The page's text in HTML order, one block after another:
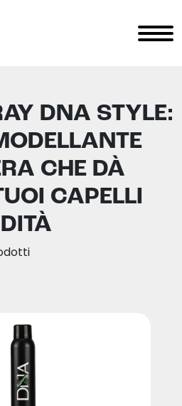
DNA STYLE:
CHE DÀ
CAPELLI